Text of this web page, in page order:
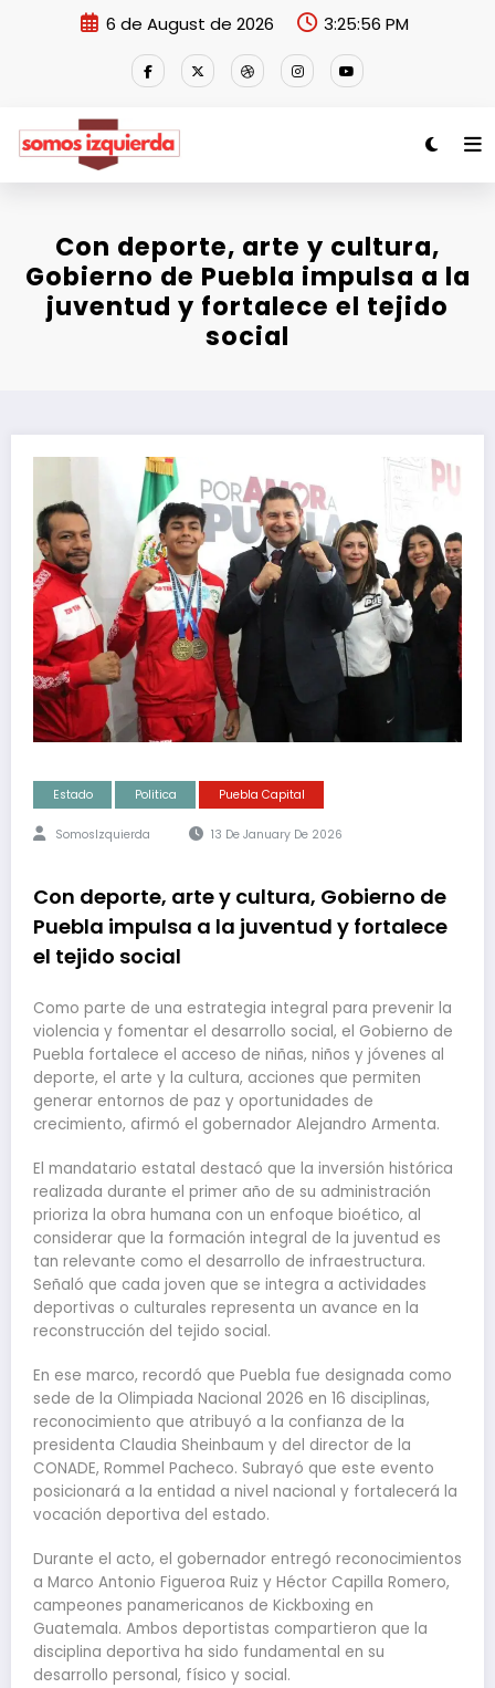
6 de August de 2026 3:25:57 PM
Con deporte, arte y cultura,
Gobierno de Puebla impulsa a la
juventud y fortalece el tejido
social
Estado Politica Puebla Capital
SomosIzquierda 13 De January De 2026
Con deporte, arte y cultura, Gobierno de
Puebla impulsa a la juventud y fortalece
el tejido social
Como parte de una estrategia integral para prevenir la
violencia y fomentar el desarrollo social, el Gobierno de
Puebla fortalece el acceso de niñas, niños y jóvenes al
deporte, el arte y la cultura, acciones que permiten
generar entornos de paz y oportunidades de
crecimiento, afirmó el gobernador Alejandro Armenta.
El mandatario estatal destacó que la inversión histórica
realizada durante el primer año de su administración
prioriza la obra humana con un enfoque bioético, al
considerar que la formación integral de la juventud es
tan relevante como el desarrollo de infraestructura.
Señaló que cada joven que se integra a actividades
deportivas o culturales representa un avance en la
reconstrucción del tejido social.
En ese marco, recordó que Puebla fue designada como
sede de la Olimpiada Nacional 2026 en 16 disciplinas,
reconocimiento que atribuyó a la confianza de la
presidenta Claudia Sheinbaum y del director de la
CONADE, Rommel Pacheco. Subrayó que este evento
posicionará a la entidad a nivel nacional y fortalecerá la
vocación deportiva del estado.
Durante el acto, el gobernador entregó reconocimientos
a Marco Antonio Figueroa Ruiz y Héctor Capilla Romero,
campeones panamericanos de Kickboxing en
Guatemala. Ambos deportistas compartieron que la
disciplina deportiva ha sido fundamental en su
desarrollo personal, físico y social.